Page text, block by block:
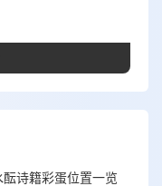
诗籍彩蛋位置一览